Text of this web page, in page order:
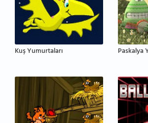
Kuş Yumurtaları